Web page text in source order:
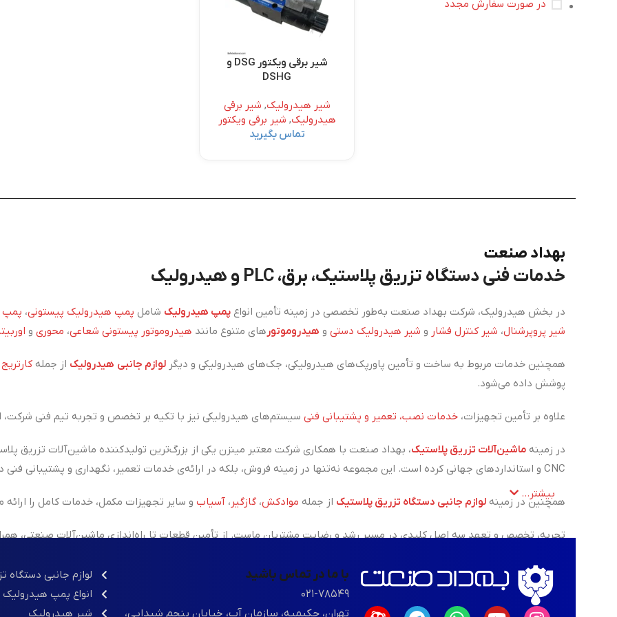
در صورت سفارش مجدد
شیر برقی ویکتور DSG و
DSHG
شیر هیدرولیک, شیر برقی
هیدرولیک, شیر برقی ویکتور
تماس بگیرید
بهداد صنعت
خدمات فنی دستگاه تزریق پلاستیک، برق، PLC و هیدرولیک
در بخش هیدرولیک، شرکت بهداد صنعت به‌طور تخصصی در زمینه تأمین انواع پمپ هیدرولیک شامل پمپ هیدرولیک پیستونی، پمپ
شیر پروپرشنال، شیر کنترل فشار و شیر هیدرولیک دستی و هیدروموتور های متنوع مانند هیدروموتور پیستونی شعاعی، محوری و
همچنین خدمات مربوط به ساخت و تأمین پاورپک‌های هیدرولیکی، جک‌های هیدرولیکی و دیگر لوازم جانبی هیدرولیک از جمله کارتریج
پوشش داده می‌شود.
علاوه بر تأمین تجهیزات، خدمات نصب، تعمیر و پشتیبانی فنی سیستم‌های هیدرولیکی نیز با تکیه بر تخصص و تجربه تیم فنی شرکت،
در زمینه ماشین‌آلات تزریق پلاستیک، بهداد صنعت با همکاری شرکت معتبر مینزن یکی از بزرگ‌ترین تولیدکننده ماشین‌آلات تزریق
CNC و استانداردهای جهانی کرده است. این مجموعه نه‌تنها در زمینه فروش، بلکه در ارائه‌ی خدمات تعمیر، نگهداری و پشتیبانی فنی دستگاه‌های تزریق پلاستیک نیز همراه مشتریان خود است.
همچنین در زمینه لوازم جانبی دستگاه تزریق پلاستیک از جمله موادکش، گازگیر ، آسیاب و سایر تجهیزات مکمل، خدمات کامل را
تجربه، تخصص و تعهد سه اصل کلیدی در مسیر رشد و رضایت مشتریان ماست. از تأمین قطعات تا راه‌اندازی ماشین‌آلات صنعتی،
بیشتر...
با ما در تماس باشید
۰۲۱-۷۸۵۴۹
تهران، حکیمیه، سازمان آب، خیابان پنجم شیدایی،
لوازم جانبی دستگاه
انواع پمپ هیدرولیک
شیر هیدرولیک